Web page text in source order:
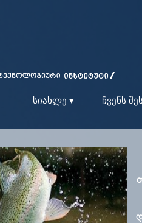
სიახლე ▾ ჩვენს